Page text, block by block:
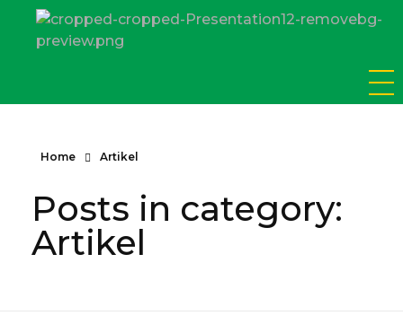
Home Artikel
Posts in category:
Artikel